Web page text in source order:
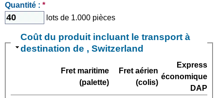
Quantité : *
lots de 1.000 pièces
Coût du produit incluant le transport à
destination de , Switzerland
Fret maritime
(palette)
Fret aérien
(colis)
Express
économique
DAP